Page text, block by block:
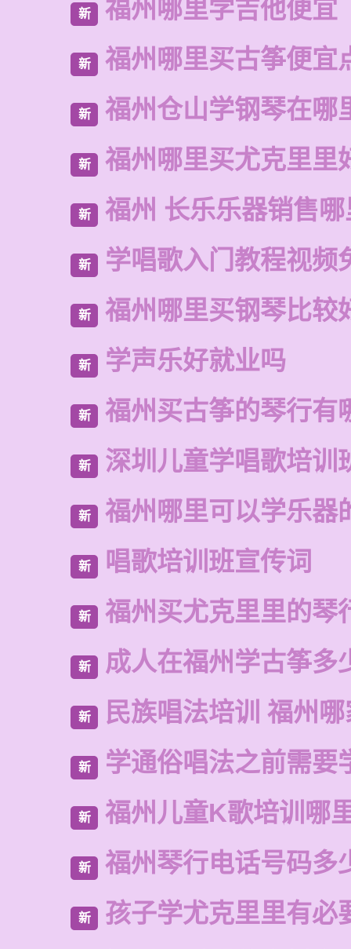
新 福州哪里学吉他便宜
新 福州哪里买古筝便宜
新 福州仓山学钢琴在哪
新 福州哪里买尤克里里
新 福州 长乐乐器销售
新 学唱歌入门教程视频
新 福州哪里买钢琴比较
新 学声乐好就业吗
新 福州买古筝的琴行有
新 深圳儿童学唱歌培训
新 福州哪里可以学乐器
新 唱歌培训班宣传词
新 福州买尤克里里的琴
新 成人在福州学古筝多
新 民族唱法培训 福州
新 学通俗唱法之前需要
新 福州儿童K歌培训哪
新 福州琴行电话号码多
新 孩子学尤克里里有必